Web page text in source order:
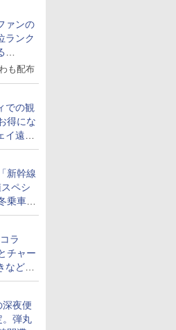
ァンの
ランク
ンプラ
も配布
での観
得にな
遠征
新幹線
ペシ
乗車
ラ
チャー
ど雑
深夜便
。弾丸